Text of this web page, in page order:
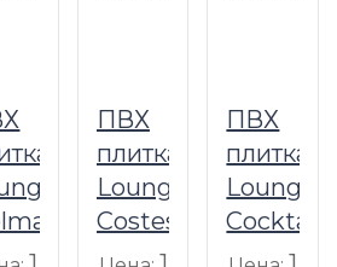
ПВХ
плитка
Lounge
Costes
ПВХ
плитка
Lounge
Cocktail